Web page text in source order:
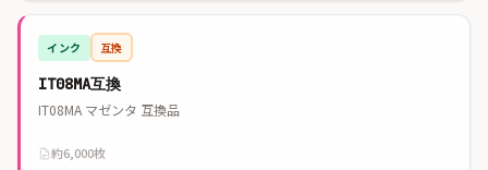
インク 互換
IT08MA互換
IT08MA マゼンタ 互換品
約6,000枚